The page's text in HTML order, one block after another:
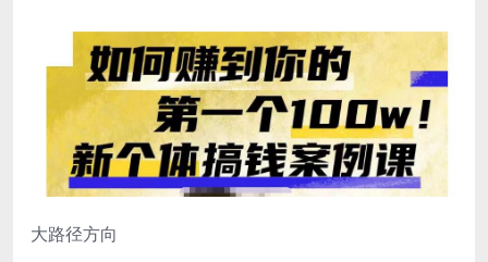
大路径方向